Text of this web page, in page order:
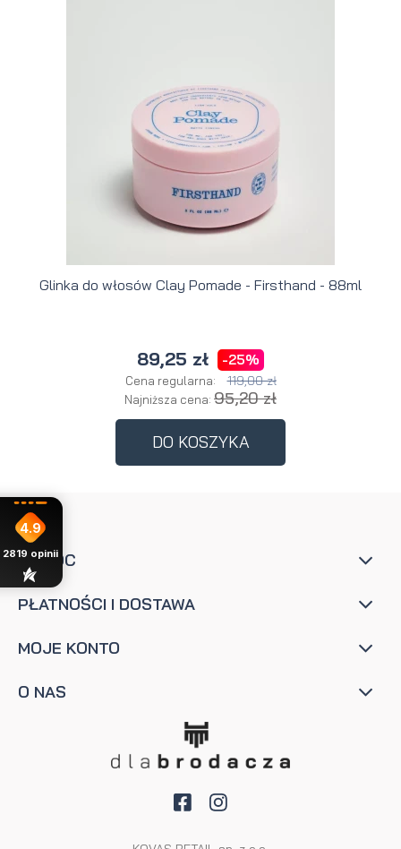
Glinka do włosów Clay Pomade - Firsthand - 88ml
89,25 zł -25%
Cena regularna: 119,00 zł
Najniższa cena: 95,20 zł
DO KOSZYKA
POMOC
PŁATNOŚCI I DOSTAWA
MOJE KONTO
O NAS
4.9
2819 opinii